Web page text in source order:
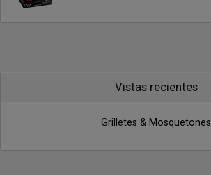
Vistas recientes
Grilletes & Mosquetones